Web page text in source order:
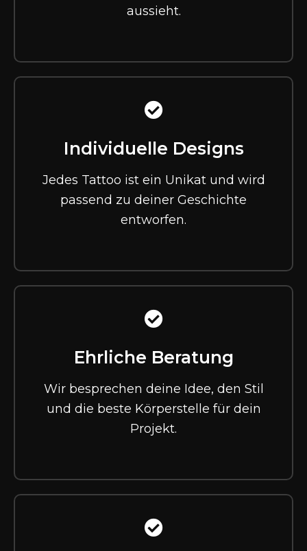
aussieht.
Individuelle Designs
Jedes Tattoo ist ein Unikat und wird
passend zu deiner Geschichte
entworfen.
Ehrliche Beratung
Wir besprechen deine Idee, den Stil
und die beste Körperstelle für dein
Projekt.